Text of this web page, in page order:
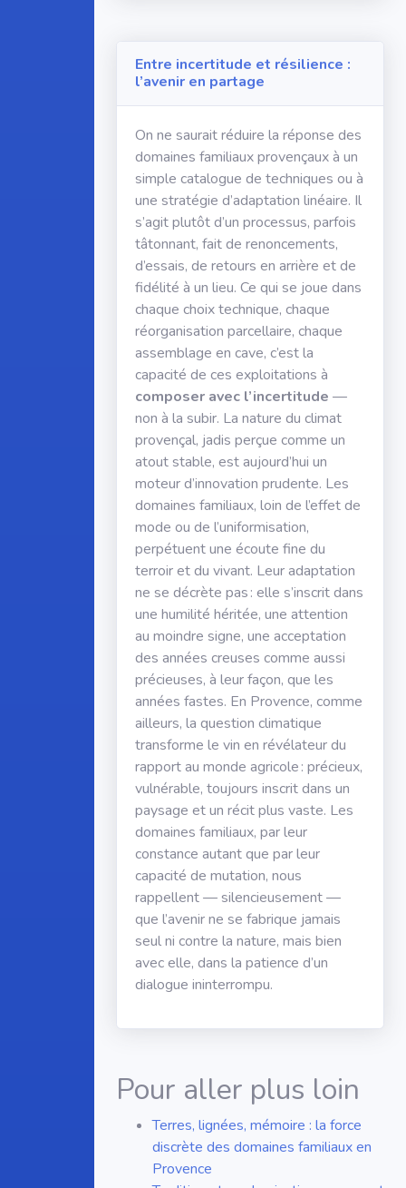
Entre incertitude et résilience :
l’avenir en partage
On ne saurait réduire la réponse des
domaines familiaux provençaux à un
simple catalogue de techniques ou à
une stratégie d’adaptation linéaire. Il
s’agit plutôt d’un processus, parfois
tâtonnant, fait de renoncements,
d’essais, de retours en arrière et de
fidélité à un lieu. Ce qui se joue dans
chaque choix technique, chaque
réorganisation parcellaire, chaque
assemblage en cave, c’est la
capacité de ces exploitations à
composer avec l’incertitude —
non à la subir. La nature du climat
provençal, jadis perçue comme un
atout stable, est aujourd’hui un
moteur d’innovation prudente. Les
domaines familiaux, loin de l’effet de
mode ou de l’uniformisation,
perpétuent une écoute fine du
terroir et du vivant. Leur adaptation
ne se décrète pas : elle s’inscrit dans
une humilité héritée, une attention
au moindre signe, une acceptation
des années creuses comme aussi
précieuses, à leur façon, que les
années fastes. En Provence, comme
ailleurs, la question climatique
transforme le vin en révélateur du
rapport au monde agricole : précieux,
vulnérable, toujours inscrit dans un
paysage et un récit plus vaste. Les
domaines familiaux, par leur
constance autant que par leur
capacité de mutation, nous
rappellent — silencieusement —
que l’avenir ne se fabrique jamais
seul ni contre la nature, mais bien
avec elle, dans la patience d’un
dialogue ininterrompu.
Pour aller plus loin
Terres, lignées, mémoire : la force
discrète des domaines familiaux en
Provence